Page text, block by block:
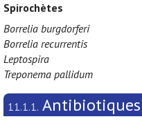
Spirochètes
Borrelia burgdorferi
Borrelia recurrentis
Leptospira
Treponema pallidum
11.1.1.